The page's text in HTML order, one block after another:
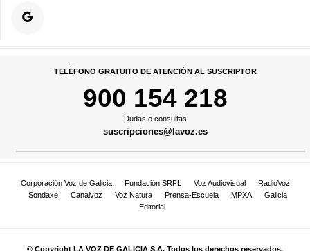
TELÉFONO GRATUITO DE ATENCIÓN AL SUSCRIPTOR
900 154 218
Dudas o consultas
suscripciones@lavoz.es
Corporación Voz de Galicia Fundación SRFL Voz Audiovisual
RadioVoz
Sondaxe
Canalvoz Voz Natura Prensa-Escuela MPXA
Galicia
Editorial
© Copyright LA VOZ DE GALICIA S.A. Todos los derechos reservados.